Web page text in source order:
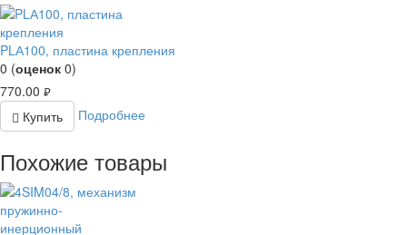
PLА100, пластина крепления
0 (оценок 0)
770.00 руб.
Купить Подробнее
Похожие товары